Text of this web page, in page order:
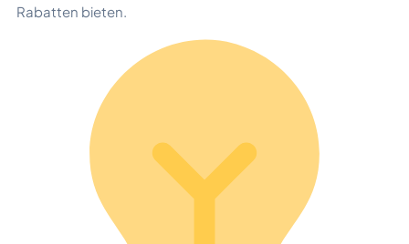
Rabatten bieten.